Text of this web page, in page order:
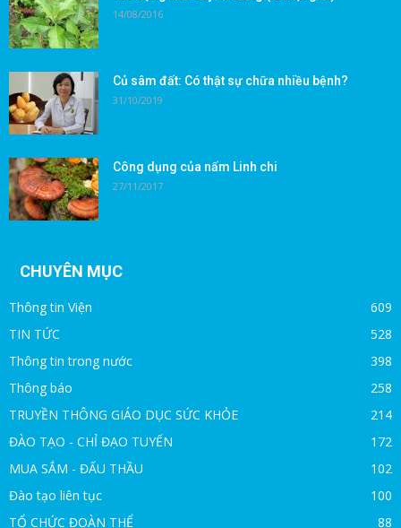
14/08/2016
Củ sâm đất: Có thật sự chữa nhiều bệnh?
31/10/2019
Công dụng của nấm Linh chi
27/11/2017
CHUYÊN MỤC
Thông tin Viện
609
TIN TỨC
528
Thông tin trong nước
398
Thông báo
258
TRUYỀN THÔNG GIÁO DỤC SỨC KHỎE
214
ĐÀO TẠO - CHỈ ĐẠO TUYẾN
172
MUA SẮM - ĐẤU THẦU
102
Đào tạo liên tục
100
TỔ CHỨC ĐOÀN THỂ
88